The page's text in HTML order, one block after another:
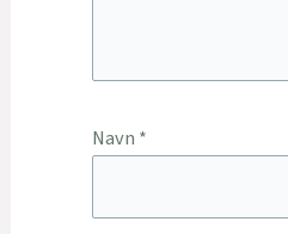
Navn *